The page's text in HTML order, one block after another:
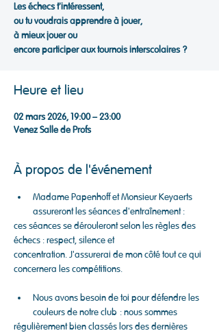
Les échecs t'intéressent,
ou tu voudrais apprendre à jouer,
à mieux jouer ou
encore participer aux tournois interscolaires ?
Heure et lieu
02 mars 2026, 19:00 – 23:00
Venez Salle de Profs
À propos de l'événement
Madame Papenhoff et Monsieur Keyaerts
assureront les séances d'entraînement :
ces séances se dérouleront selon les règles des
échecs : respect, silence et
concentration. J'assurerai de mon côté tout ce qui
concernera les compétitions.
Nous avons besoin de toi pour défendre les
couleurs de notre club : nous sommes
régulièrement bien classés lors des dernières